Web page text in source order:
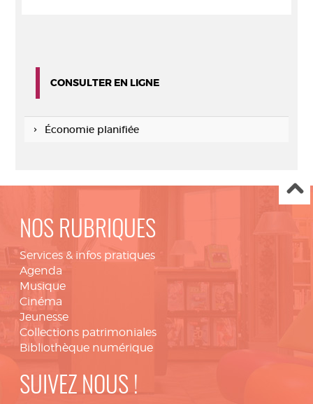
CONSULTER EN LIGNE
Économie planifiée
NOS RUBRIQUES
Services & infos pratiques
Agenda
Musique
Cinéma
Jeunesse
Collections patrimoniales
Bibliothèque numérique
SUIVEZ NOUS !